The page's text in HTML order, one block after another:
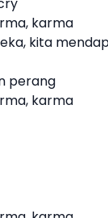
karma
kita
perang
karma